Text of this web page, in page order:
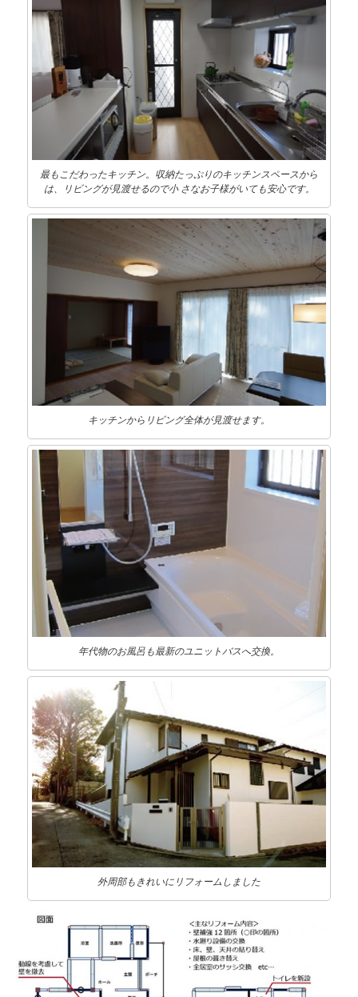
最もこだわったキッチン。収納たっぷりのキッチンスペースから
は、リビングが見渡せるので小 さなお子様がいても安心です。
キッチンからリビング全体が見渡せます。
年代物のお風呂も最新のユニットバスへ交換。
外周部もきれいにリフォームしました